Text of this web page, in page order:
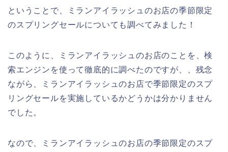
ということで、ミランアイラッシュのお店の季節限定
のスプリングセールについても調べてみました！
このように、ミランアイラッシュのお店のことを、検
索エンジンを使って徹底的に調べたのですが、、残念
ながら、ミランアイラッシュのお店で季節限定のスプ
リングセールを実施しているかどうかは分かりません
でした。
なので、ミランアイラッシュのお店の季節限定のスプ